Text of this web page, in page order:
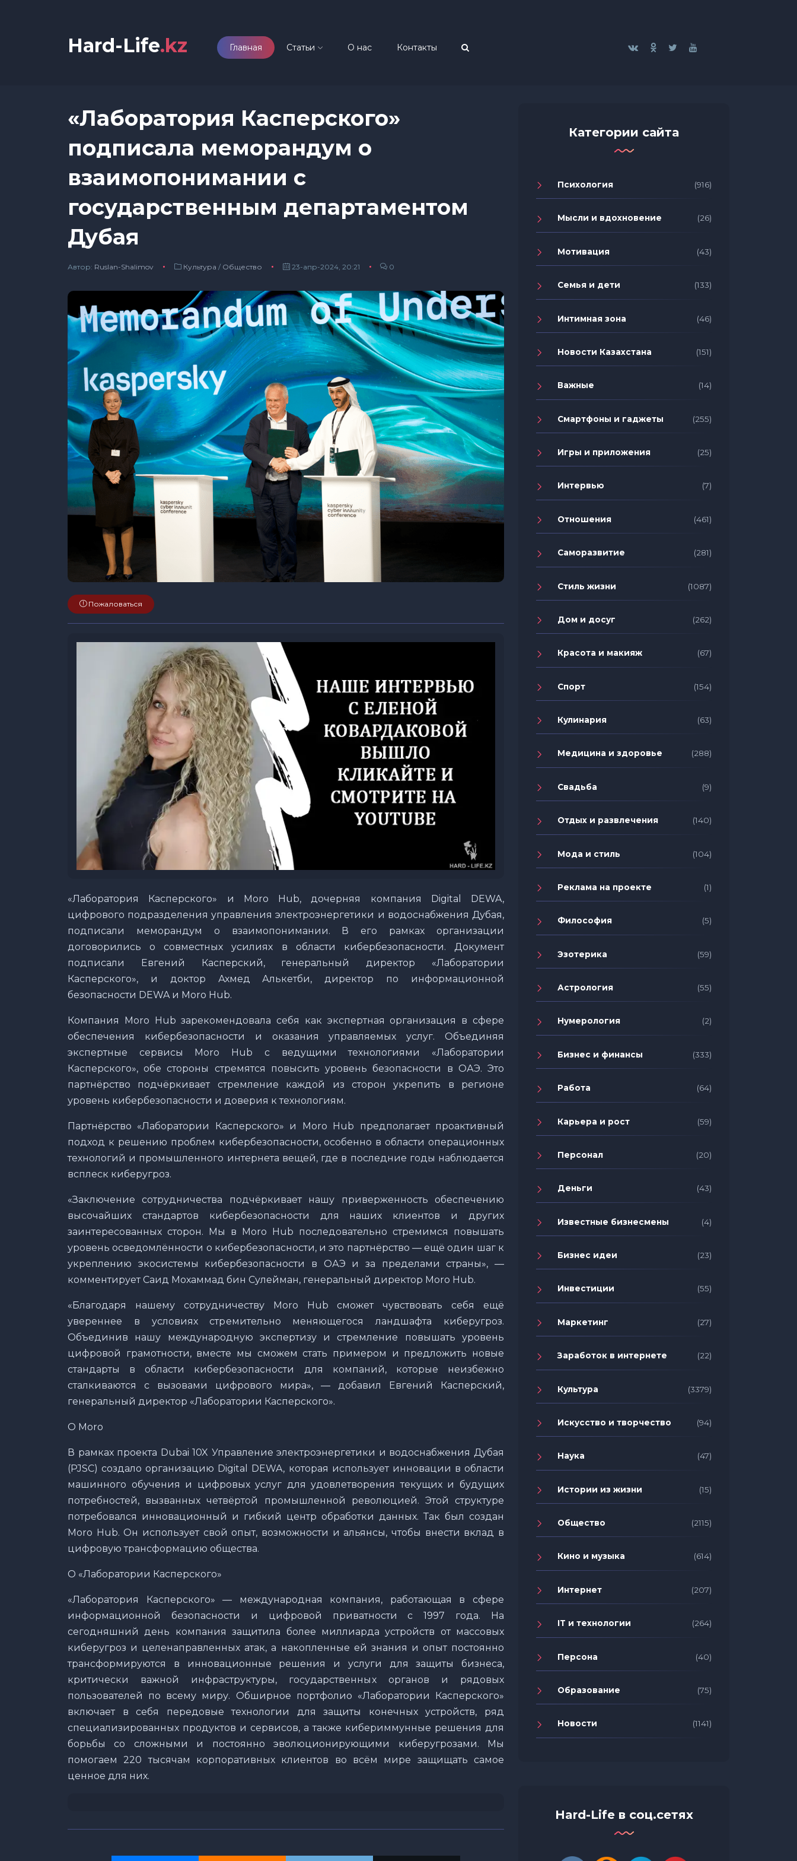
Hard-Life.kz Главная Статьи О нас Контакты
«Лаборатория Касперского»
подписала меморандум о
взаимопонимании с
государственным департаментом
Дубая
Автор: Ruslan-Shalimov Культура / Общество 23-апр-2024, 20:21 0
Пожаловаться
«Лаборатория Касперского» и Moro Hub, дочерняя компания Digital DEWA,
цифрового подразделения управления электроэнергетики и водоснабжения Дубая,
подписали меморандум о взаимопонимании. В его рамках организации
договорились о совместных усилиях в области кибербезопасности. Документ
подписали Евгений Касперский, генеральный директор «Лаборатории
Касперского», и доктор Ахмед Алькетби, директор по информационной
безопасности DEWA и Moro Hub.
Компания Moro Hub зарекомендовала себя как экспертная организация в сфере
обеспечения кибербезопасности и оказания управляемых услуг. Объединяя
экспертные сервисы Moro Hub с ведущими технологиями «Лаборатории
Касперского», обе стороны стремятся повысить уровень безопасности в ОАЭ. Это
партнёрство подчёркивает стремление каждой из сторон укрепить в регионе
уровень кибербезопасности и доверия к технологиям.
Партнёрство «Лаборатории Касперского» и Moro Hub предполагает проактивный
подход к решению проблем кибербезопасности, особенно в области операционных
технологий и промышленного интернета вещей, где в последние годы наблюдается
всплеск киберугроз.
«Заключение сотрудничества подчёркивает нашу приверженность обеспечению
высочайших стандартов кибербезопасности для наших клиентов и других
заинтересованных сторон. Мы в Moro Hub последовательно стремимся повышать
уровень осведомлённости о кибербезопасности, и это партнёрство — ещё один шаг к
укреплению экосистемы кибербезопасности в ОАЭ и за пределами страны», —
комментирует Саид Мохаммад бин Сулейман, генеральный директор Moro Hub.
«Благодаря нашему сотрудничеству Moro Hub сможет чувствовать себя ещё
увереннее в условиях стремительно меняющегося ландшафта киберугроз.
Объединив нашу международную экспертизу и стремление повышать уровень
цифровой грамотности, вместе мы сможем стать примером и предложить новые
стандарты в области кибербезопасности для компаний, которые неизбежно
сталкиваются с вызовами цифрового мира», — добавил Евгений Касперский,
генеральный директор «Лаборатории Касперского».
О Moro
В рамках проекта Dubai 10X Управление электроэнергетики и водоснабжения Дубая
(PJSC) создало организацию Digital DEWA, которая использует инновации в области
машинного обучения и цифровых услуг для удовлетворения текущих и будущих
потребностей, вызванных четвёртой промышленной революцией. Этой структуре
потребовался инновационный и гибкий центр обработки данных. Так был создан
Moro Hub. Он использует свой опыт, возможности и альянсы, чтобы внести вклад в
цифровую трансформацию общества.
О «Лаборатории Касперского»
«Лаборатория Касперского» — международная компания, работающая в сфере
информационной безопасности и цифровой приватности с 1997 года. На
сегодняшний день компания защитила более миллиарда устройств от массовых
киберугроз и целенаправленных атак, а накопленные ей знания и опыт постоянно
трансформируются в инновационные решения и услуги для защиты бизнеса,
критически важной инфраструктуры, государственных органов и рядовых
пользователей по всему миру. Обширное портфолио «Лаборатории Касперского»
включает в себя передовые технологии для защиты конечных устройств, ряд
специализированных продуктов и сервисов, а также кибериммунные решения для
борьбы со сложными и постоянно эволюционирующими киберугрозами. Мы
помогаем 220 тысячам корпоративных клиентов во всём мире защищать самое
ценное для них.
Категории сайта
Психология (916)
Мысли и вдохновение (26)
Мотивация (43)
Семья и дети (133)
Интимная зона (46)
Новости Казахстана (151)
Важные (14)
Смартфоны и гаджеты (255)
Игры и приложения (25)
Интервью (7)
Отношения (461)
Саморазвитие (281)
Стиль жизни (1087)
Дом и досуг (262)
Красота и макияж (67)
Спорт (154)
Кулинария (63)
Медицина и здоровье (288)
Свадьба (9)
Отдых и развлечения (140)
Мода и стиль (104)
Реклама на проекте (1)
Философия (5)
Эзотерика (59)
Астрология (55)
Нумерология (2)
Бизнес и финансы (333)
Работа (64)
Карьера и рост (59)
Персонал (20)
Деньги (43)
Известные бизнесмены (4)
Бизнес идеи (23)
Инвестиции (55)
Маркетинг (27)
Заработок в интернете (22)
Культура (3379)
Искусство и творчество (94)
Наука (47)
Истории из жизни (15)
Общество (2115)
Кино и музыка (614)
Интернет (207)
IT и технологии (264)
Персона (40)
Образование (75)
Новости (1141)
Hard-Life в соц.сетях